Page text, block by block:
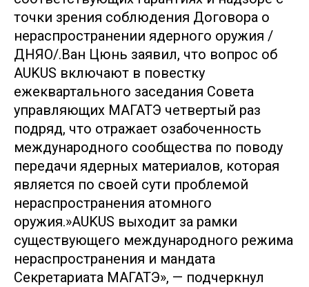
точки зрения соблюдения Договора о
нераспространении ядерного оружия /
ДНЯО/.Ван Цюнь заявил, что вопрос об
AUKUS включают в повестку
ежеквартального заседания Совета
управляющих МАГАТЭ четвертый раз
подряд, что отражает озабоченность
международного сообщества по поводу
передачи ядерных материалов, которая
является по своей сути проблемой
нераспространения атомного
оружия.»AUKUS выходит за рамки
существующего международного режима
нераспространения и мандата
Секретариата МАГАТЭ», — подчеркнул